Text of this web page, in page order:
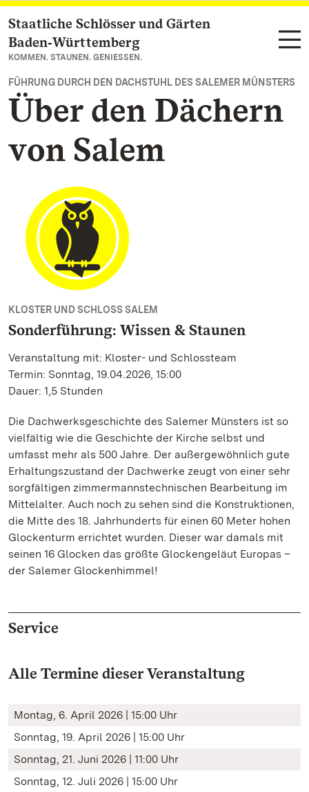
Zum Hauptinhalt springen
Staatliche Schlösser und Gärten
Baden‑Württemberg
KOMMEN. STAUNEN. GENIESSEN.
FÜHRUNG DURCH DEN DACHSTUHL DES SALEMER MÜNSTERS
Über den Dächern
von Salem
KLOSTER UND SCHLOSS SALEM
Sonderführung: Wissen & Staunen
Veranstaltung mit: Kloster- und Schlossteam
Termin: Sonntag, 19.04.2026, 15:00
Dauer: 1,5 Stunden
Die Dachwerksgeschichte des Salemer Münsters ist so
vielfältig wie die Geschichte der Kirche selbst und
umfasst mehr als 500 Jahre. Der außergewöhnlich gute
Erhaltungszustand der Dachwerke zeugt von einer sehr
sorgfältigen zimmermannstechnischen Bearbeitung im
Mittelalter. Auch noch zu sehen sind die Konstruktionen,
die Mitte des 18. Jahrhunderts für einen 60 Meter hohen
Glockenturm errichtet wurden. Dieser war damals mit
seinen 16 Glocken das größte Glockengeläut Europas –
der Salemer Glockenhimmel!
Service
Alle Termine dieser Veranstaltung
Montag, 6. April 2026 | 15:00 Uhr
Sonntag, 19. April 2026 | 15:00 Uhr
Sonntag, 21. Juni 2026 | 11:00 Uhr
Sonntag, 12. Juli 2026 | 15:00 Uhr